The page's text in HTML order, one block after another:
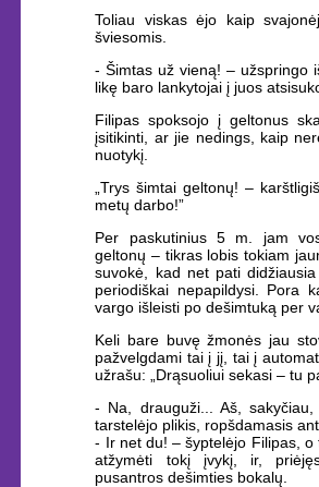
Toliau viskas ėjo kaip
šviesomis.
- Šimtas už vieną! – užspringo
likę baro lankytojai į juos
Filipas spoksojo į geltonus
įsitikinti, ar jie nedings, kaip
nuotykį.
„Trys šimtai geltonų! –
metų darbo!”
Per paskutinius 5 m. jam
geltonų – tikras lobis tokiam
suvokė, kad net pati
periodiškai nepapildysi. Pora
vargo išleisti po dešimtuką per
Keli bare buvę žmonės jau
pažvelgdami tai į jį, tai į
užrašu: „Drąsuoliui sekasi – tu
- Na, drauguži... Aš,
tarstelėjo plikis, ropšdamasis
- Ir net du! – šyptelėjo Filipas,
atžymėti tokį įvykį, ir,
pusantros dešimties bokalų.